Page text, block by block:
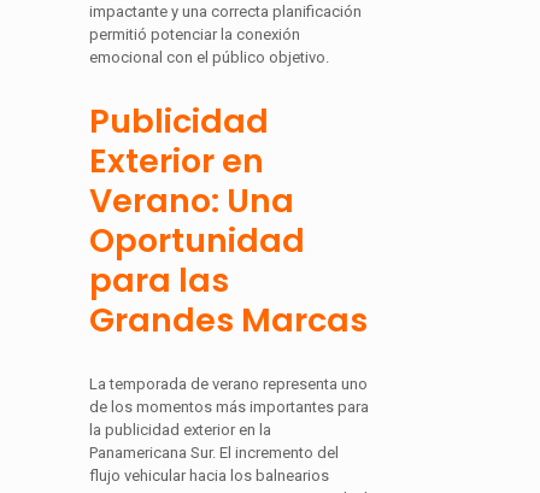
impactante y una correcta planificación
permitió potenciar la conexión
emocional con el público objetivo.
Publicidad
Exterior en
Verano: Una
Oportunidad
para las
Grandes Marcas
La temporada de verano representa uno
de los momentos más importantes para
la publicidad exterior en la
Panamericana Sur. El incremento del
flujo vehicular hacia los balnearios